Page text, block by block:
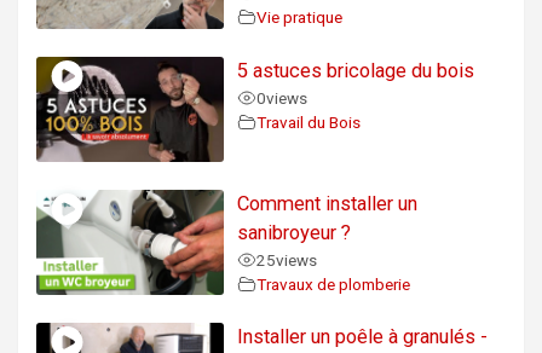
Vie pratique
5 astuces bricolage du bois
0views
Travail du Bois
Comment installer un
sanibroyeur ?
25views
Travaux de plomberie
Installer un poêle à granulés -